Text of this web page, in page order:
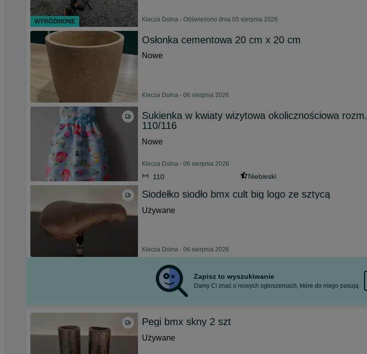
Klecza Dolna - Odświeżono dnia 05 sierpnia 2026
Osłonka cementowa 20 cm x 20 cm
Nowe
Klecza Dolna - 06 sierpnia 2026
Sukienka w kwiaty wizytowa okolicznościowa rozm.
110/116
Nowe
Klecza Dolna - 06 sierpnia 2026
110 Niebieski
Siodełko siodło bmx cult big logo ze sztycą
Używane
Klecza Dolna - 06 sierpnia 2026
Zapisz to wyszukiwanie
Damy Ci znać o nowych ogłoszeniach, które do niego pasują.
Pegi bmx skny 2 szt
Używane
WYRÓŻNIONE